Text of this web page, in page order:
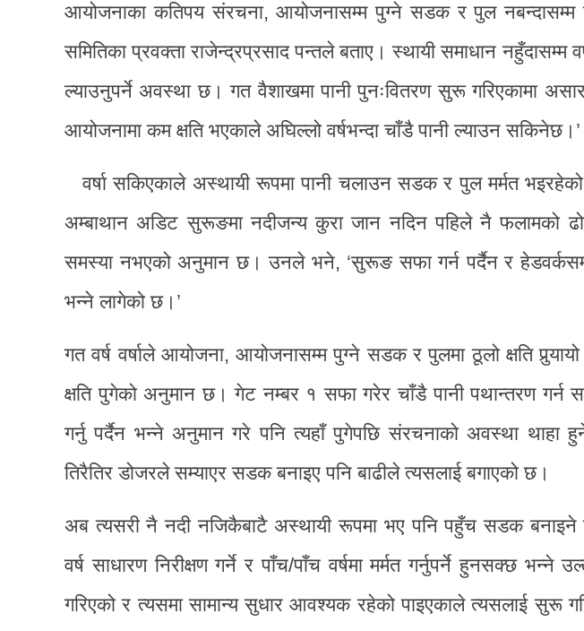
आयोजनाका कतिपय संरचना, आयोजनासम्म पुग्ने सडक र पुल नबन्दासम्म
समितिका प्रवक्ता राजेन्द्रप्रसाद पन्तले बताए। स्थायी समाधान नहुँदासम्म
ल्याउनुपर्ने अवस्था छ। गत वैशाखमा पानी पुनःवितरण सुरू गरिएकामा
आयोजनामा कम क्षति भएकाले अघिल्लो वर्षभन्दा चाँडै पानी ल्याउन सकिनेछ।’
वर्षा सकिएकाले अस्थायी रूपमा पानी चलाउन सडक र पुल मर्मत
अम्बाथान अडिट सुरूङमा नदीजन्य कुरा जान नदिन पहिले नै फलामको
समस्या नभएको अनुमान छ। उनले भने, ‘सुरूङ सफा गर्न पर्दैन र
भन्ने लागेको छ।’
गत वर्ष वर्षाले आयोजना, आयोजनासम्म पुग्ने सडक र पुलमा ठूलो क्षति
क्षति पुगेको अनुमान छ। गेट नम्बर १ सफा गरेर चाँडै पानी पथान्तरण
गर्नु पर्दैन भन्ने अनुमान गरे पनि त्यहाँ पुगेपछि संरचनाको अवस्था थाहा
तिरैतिर डोजरले सम्याएर सडक बनाइए पनि बाढीले त्यसलाई बगाएको छ।
अब त्यसरी नै नदी नजिकैबाटै अस्थायी रूपमा भए पनि पहुँच सडक बनाइने
वर्ष साधारण निरीक्षण गर्ने र पाँच/पाँच वर्षमा मर्मत गर्नुपर्ने हुनसक्छ
गरिएको र त्यसमा सामान्य सुधार आवश्यक रहेको पाइएकाले त्यसलाई सुरू